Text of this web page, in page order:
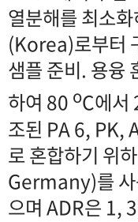
열분해를 최소
(Korea)로부터
샘플 준비. 용융
하여 80 oC에서
조된 PA 6, PK,
로 혼합하기
Germany)를 사
으며 ADR은 1,